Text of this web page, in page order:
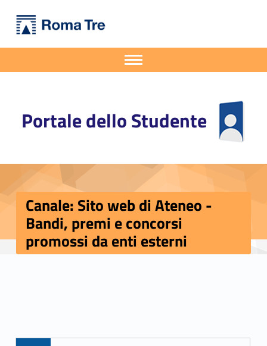
Canale: Sito web di Ateneo - Bandi, premi e concorsi promossi da enti esterni - Portale dello Studente
Portale dello Studente
Apri il menu secondario
Header info sidebar
Canale: Sito web di Ateneo -
Bandi, premi e concorsi
promossi da enti esterni